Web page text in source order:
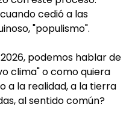
cedió a las
"populismo".
podemos hablar de
clima" o como quiera
a la realidad, a la tierra
al sentido común?